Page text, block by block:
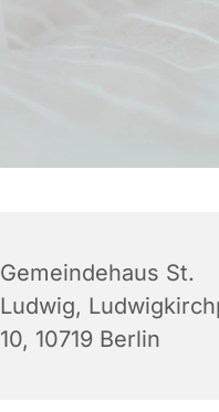
Gemeindehaus St.
Ludwig,
10, 10719 Berlin